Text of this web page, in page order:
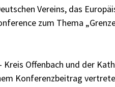
Vereins, das
zum Thema
Kreis Offenbach und der
Konferenzbeitrag